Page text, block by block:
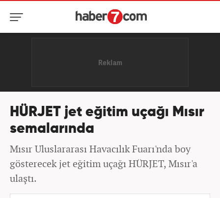
HÜRJET jet eğitim uçağı Mısır
semalarında
Mısır Uluslararası Havacılık Fuarı'nda boy
gösterecek jet eğitim uçağı HÜRJET, Mısır'a
ulaştı.